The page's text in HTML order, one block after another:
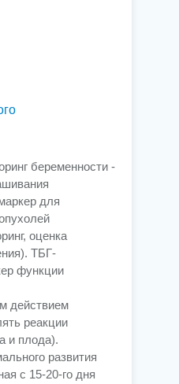
беременности -
для
оценка
ТБГ-
функции
действием
реакции
и плода).
развития
с 15-20-го дня